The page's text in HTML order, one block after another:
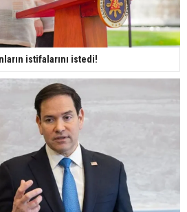
istifalarını istedi!